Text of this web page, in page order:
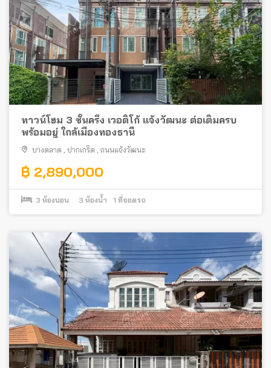
ทาวน์โฮม 3 ชั้นครึ่ง เวอติโก้ แจ้งวัฒนะ ต่อเติมครบ
พร้อมอยู่ ใกล้เมืองทองธานี
บางตลาด , ปากเกร็ด , ถนนแจ้งวัฒนะ
฿ 2,890,000
3 ห้องนอน 3 ห้องน้ำ 1 ที่จอดรถ